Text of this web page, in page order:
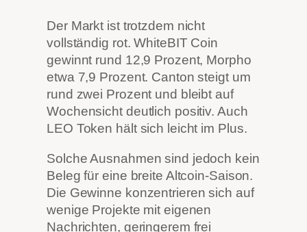
Der Markt ist trotzdem nicht
vollständig rot. WhiteBIT Coin
gewinnt rund 12,9 Prozent, Morpho
etwa 7,9 Prozent. Canton steigt um
rund zwei Prozent und bleibt auf
Wochensicht deutlich positiv. Auch
LEO Token hält sich leicht im Plus.
Solche Ausnahmen sind jedoch kein
Beleg für eine breite Altcoin-Saison.
Die Gewinne konzentrieren sich auf
wenige Projekte mit eigenen
Nachrichten, geringerem frei